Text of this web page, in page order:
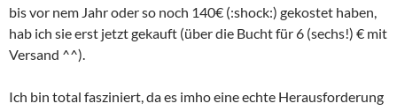
bis vor nem Jahr oder so noch 140€ (:shock:) gekostet haben,
hab ich sie erst jetzt gekauft (über die Bucht für 6 (sechs!) € mit
Versand ^^).
Ich bin total fasziniert, da es imho eine echte Herausforderung